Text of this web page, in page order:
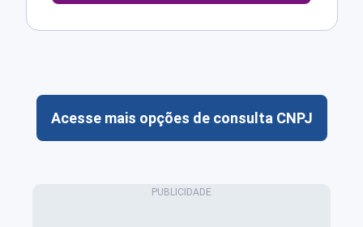
Acesse mais opções de consulta CNPJ